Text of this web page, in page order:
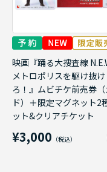
映画『踊る大捜査線
メトロポリスを駆け抜け
ろ！』ムビチケ前売券
ド）＋限定マグネット2
ット&クリアチケット
¥3,000